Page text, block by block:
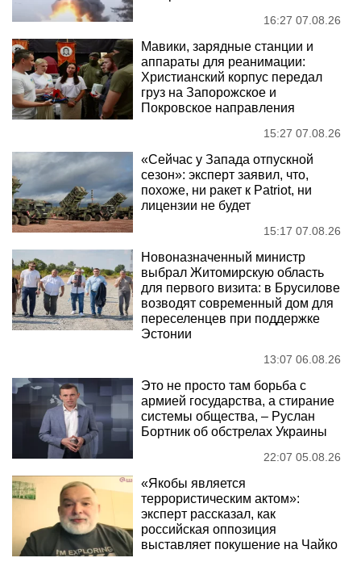
16:27 07.08.26
Мавики, зарядные станции и
аппараты для реанимации:
Христианский корпус передал
груз на Запорожское и
Покровское направления
15:27 07.08.26
«Сейчас у Запада отпускной
сезон»: эксперт заявил, что,
похоже, ни ракет к Patriot, ни
лицензии не будет
15:17 07.08.26
Новоназначенный министр
выбрал Житомирскую область
для первого визита: в Брусилове
возводят современный дом для
переселенцев при поддержке
Эстонии
13:07 06.08.26
Это не просто там борьба с
армией государства, а стирание
системы общества, – Руслан
Бортник об обстрелах Украины
22:07 05.08.26
«Якобы является
террористическим актом»:
эксперт рассказал, как
российская оппозиция
выставляет покушение на Чайко